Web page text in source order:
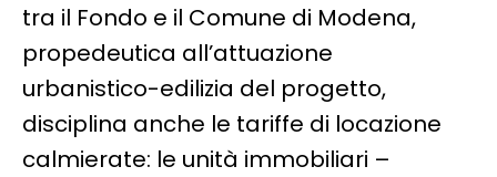
tra il Fondo e il Comune di Modena,
propedeutica all’attuazione
urbanistico-edilizia del progetto,
disciplina anche le tariffe di locazione
calmierate: le unità immobiliari –